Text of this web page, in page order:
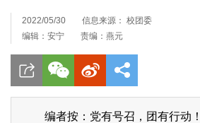
2022/05/30
信息来源： 校团委
编辑：安宁
责编：燕元
编者按：党有号召，团有行动